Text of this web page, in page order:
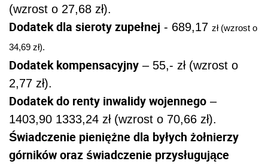
(wzrost o 27,68 zł).
Dodatek dla sieroty zupełnej - 689,17 zł (wzrost o
34,69 zł).
Dodatek kompensacyjny – 55,- zł (wzrost o
2,77 zł).
Dodatek do renty inwalidy wojennego –
1403,90 1333,24 zł (wzrost o 70,66 zł).
Świadczenie pieniężne dla byłych żołnierzy
górników oraz świadczenie przysługujące